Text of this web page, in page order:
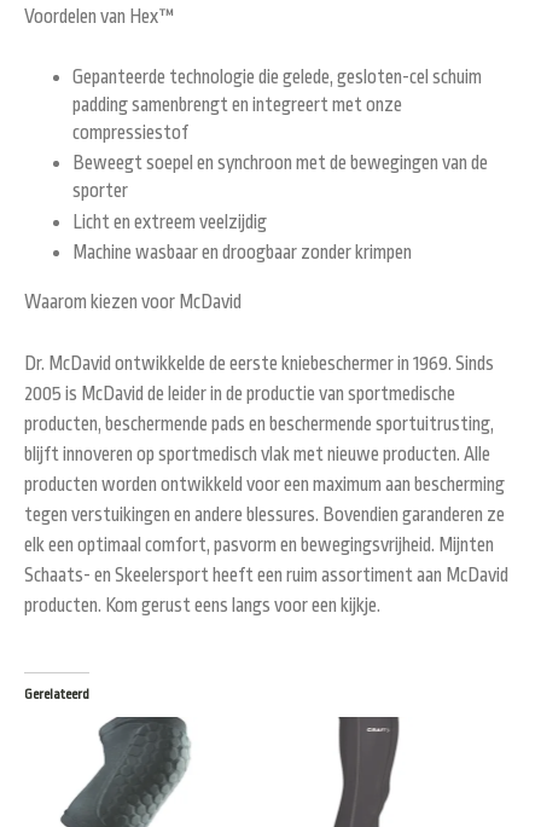
Voordelen van Hex™
Gepanteerde technologie die gelede, gesloten-cel schuim
padding samenbrengt en integreert met onze
compressiestof
Beweegt soepel en synchroon met de bewegingen van de
sporter
Licht en extreem veelzijdig
Machine wasbaar en droogbaar zonder krimpen
Waarom kiezen voor McDavid
Dr. McDavid ontwikkelde de eerste kniebeschermer in 1969. Sinds
2005 is McDavid de leider in de productie van sportmedische
producten, beschermende pads en beschermende sportuitrusting,
blijft innoveren op sportmedisch vlak met nieuwe producten. Alle
producten worden ontwikkeld voor een maximum aan bescherming
tegen verstuikingen en andere blessures. Bovendien garanderen ze
elk een optimaal comfort, pasvorm en bewegingsvrijheid. Mijnten
Schaats- en Skeelersport heeft een ruim assortiment aan McDavid
producten. Kom gerust eens langs voor een kijkje.
Gerelateerd